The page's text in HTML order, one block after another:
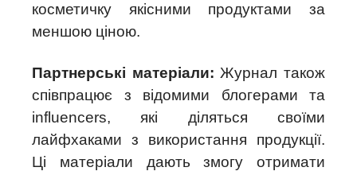
косметичку якісними продуктами за
меншою ціною.
Партнерські матеріали: Журнал також
співпрацює з відомими блогерами та
influencers, які діляться своїми
лайфхаками з використання продукції.
Ці матеріали дають змогу отримати